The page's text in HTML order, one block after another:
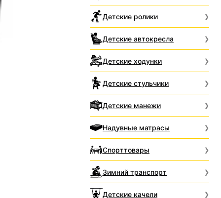
Детские ролики
Детские автокресла
Детские ходунки
Детские стульчики
Детские манежи
Надувные матрасы
Спорттовары
Зимний транспорт
Детские качели